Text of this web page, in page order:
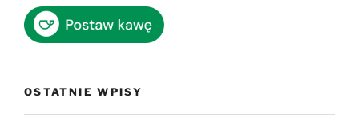
OSTATNIE WPISY